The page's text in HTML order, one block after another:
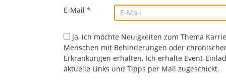
E-Mail *
Ja, ich möchte Neuigkeiten zum Thema
Menschen mit Behinderungen oder
Erkrankungen erhalten. Ich erhalte Event-
aktuelle Links und Tipps per Mail zugeschickt.
Marketing/PR/Werbung
Working Student Aquaphor Medical (all
30.07.2026,Beiersdorf
Hamburg, Deutschland